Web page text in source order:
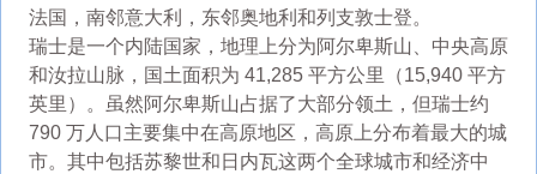
法国，南邻意大利，东邻奥地利和列支敦士登。
瑞士是一个内陆国家，地理上分为阿尔卑斯山、中央高原
和汝拉山脉，国土面积为 41,285 平方公里（15,940 平方
英里）。虽然阿尔卑斯山占据了大部分领土，但瑞士约
790 万人口主要集中在高原地区，高原上分布着最大的城
市。其中包括苏黎世和日内瓦这两个全球城市和经济中